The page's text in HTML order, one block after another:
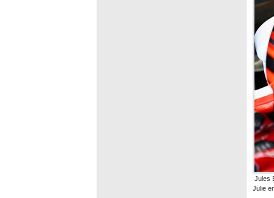
Jules
Julie